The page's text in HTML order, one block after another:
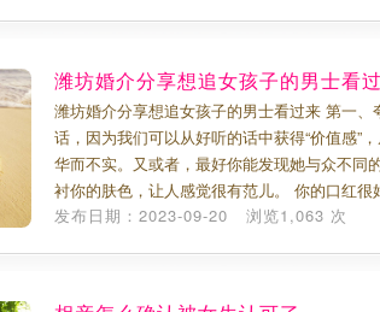
潍坊婚介分享想追女孩子的男士看
潍坊婚介分享想追女孩子的男士看过来 第一
话，因为我们可以从好听的话中获得“价值感”
华而不实。又或者，最好你能发现她与众不同
衬你的肤色，让人感觉很有范儿。 你的口红
发布日期：2023-09-20 浏览1,063 次